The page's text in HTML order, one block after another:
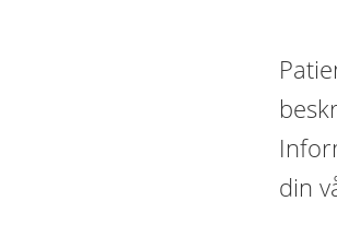
din